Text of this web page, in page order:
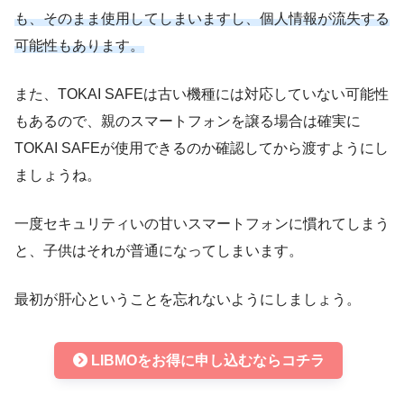
も、そのまま使用してしまいますし、個人情報が流失する
可能性もあります。
また、TOKAI SAFEは古い機種には対応していない可能性
もあるので、親のスマートフォンを譲る場合は確実に
TOKAI SAFEが使用できるのか確認してから渡すようにし
ましょうね。
一度セキュリティいの甘いスマートフォンに慣れてしまう
と、子供はそれが普通になってしまいます。
最初が肝心ということを忘れないようにしましょう。
LIBMOをお得に申し込むならコチラ